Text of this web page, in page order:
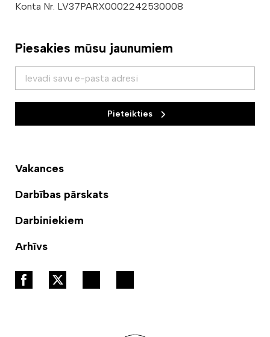
Konta Nr. LV37PARX0002242530008
Piesakies mūsu jaunumiem
Pieteikties
Vakances
Darbības pārskats
Darbiniekiem
Arhīvs